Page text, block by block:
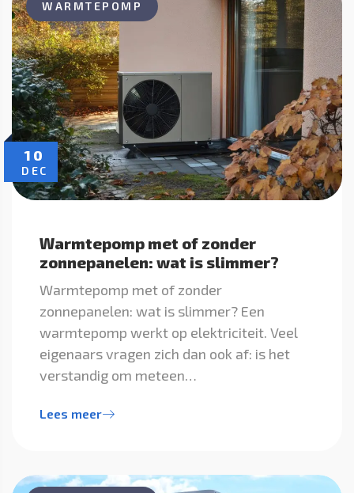
10
DEC
WARMTEPOMP
Warmtepomp met of zonder
zonnepanelen: wat is slimmer?
Warmtepomp met of zonder
zonnepanelen: wat is slimmer? Een
warmtepomp werkt op elektriciteit. Veel
eigenaars vragen zich dan ook af: is het
verstandig om meteen…
Lees meer